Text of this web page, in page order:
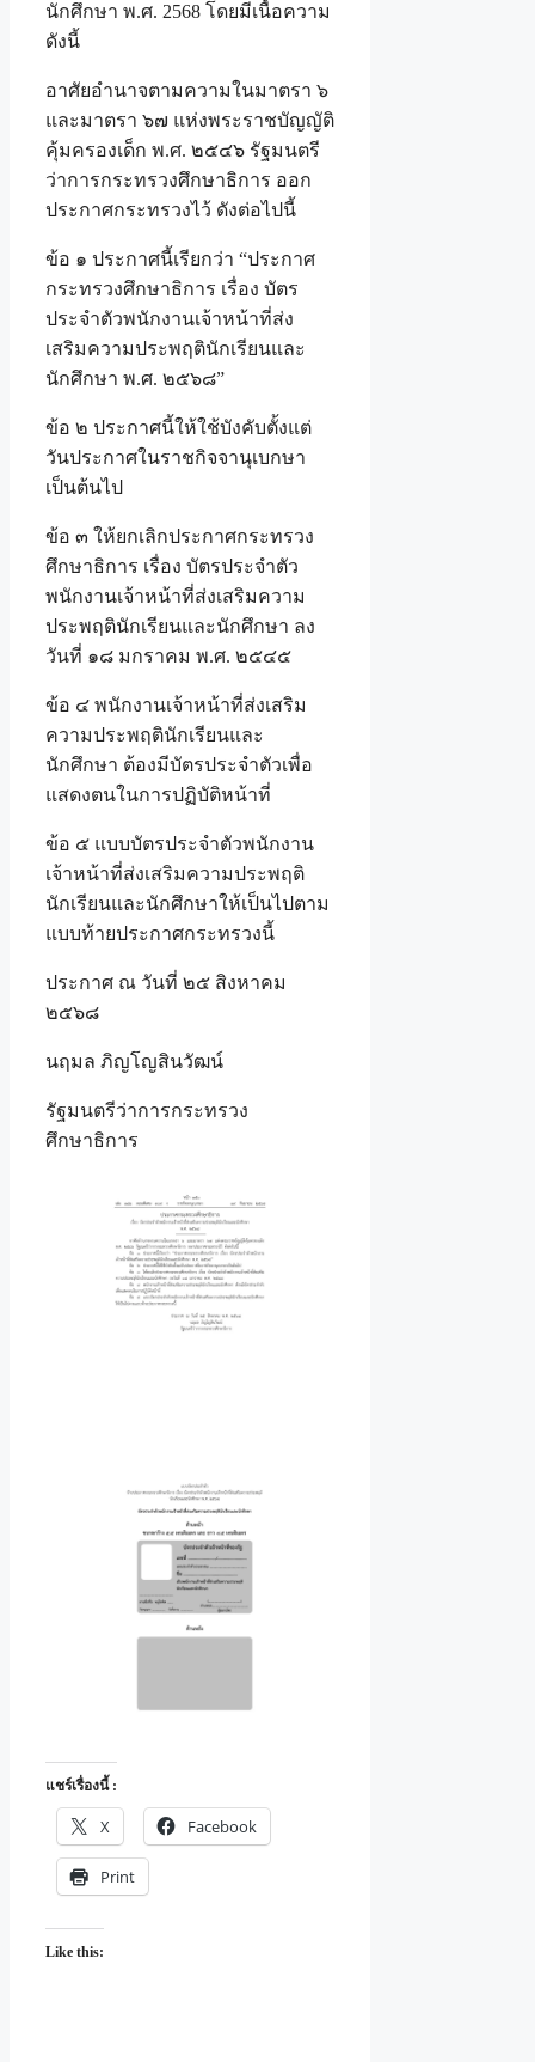
นักศึกษา พ.ศ. 2568 โดยมีเนื้อความ
ดังนี้
อาศัยอำนาจตามความในมาตรา ๖
และมาตรา ๖๗ แห่งพระราชบัญญัติ
คุ้มครองเด็ก พ.ศ. ๒๕๔๖ รัฐมนตรี
ว่าการกระทรวงศึกษาธิการ ออก
ประกาศกระทรวงไว้ ดังต่อไปนี้
ข้อ ๑ ประกาศนี้เรียกว่า “ประกาศ
กระทรวงศึกษาธิการ เรื่อง บัตร
ประจำตัวพนักงานเจ้าหน้าที่ส่ง
เสริมความประพฤตินักเรียนและ
นักศึกษา พ.ศ. ๒๕๖๘”
ข้อ ๒ ประกาศนี้ให้ใช้บังคับตั้งแต่
วันประกาศในราชกิจจานุเบกษา
เป็นต้นไป
ข้อ ๓ ให้ยกเลิกประกาศกระทรวง
ศึกษาธิการ เรื่อง บัตรประจำตัว
พนักงานเจ้าหน้าที่ส่งเสริมความ
ประพฤตินักเรียนและนักศึกษา ลง
วันที่ ๑๘ มกราคม พ.ศ. ๒๕๔๕
ข้อ ๔ พนักงานเจ้าหน้าที่ส่งเสริม
ความประพฤตินักเรียนและ
นักศึกษา ต้องมีบัตรประจำตัวเพื่อ
แสดงตนในการปฏิบัติหน้าที่
ข้อ ๕ แบบบัตรประจำตัวพนักงาน
เจ้าหน้าที่ส่งเสริมความประพฤติ
นักเรียนและนักศึกษาให้เป็นไปตาม
แบบท้ายประกาศกระทรวงนี้
ประกาศ ณ วันที่ ๒๕ สิงหาคม
๒๕๖๘
นฤมล ภิญโญสินวัฒน์
รัฐมนตรีว่าการกระทรวง
ศึกษาธิการ
แชร์เรื่องนี้ :
X Facebook
Print
Like this: